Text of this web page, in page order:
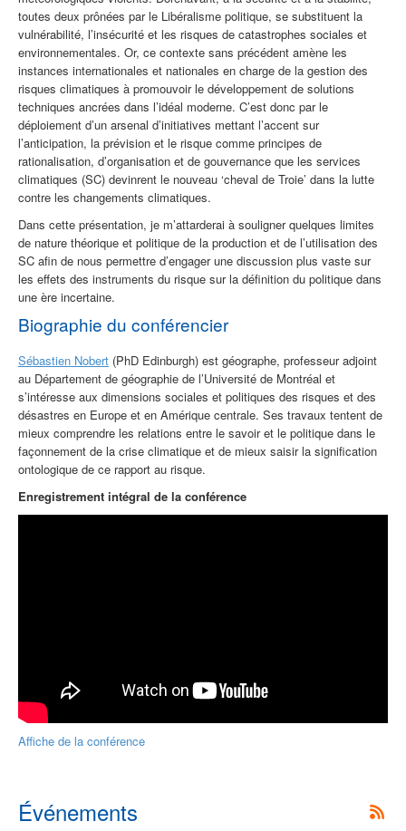
toutes deux prônées par le Libéralisme politique, se substituent la
vulnérabilité, l’insécurité et les risques de catastrophes sociales et
environnementales. Or, ce contexte sans précédent amène les
instances internationales et nationales en charge de la gestion des
risques climatiques à promouvoir le développement de solutions
techniques ancrées dans l’idéal moderne. C’est donc par le
déploiement d’un arsenal d’initiatives mettant l’accent sur
l’anticipation, la prévision et le risque comme principes de
rationalisation, d’organisation et de gouvernance que les services
climatiques (SC) devinrent le nouveau ‘cheval de Troie’ dans la lutte
contre les changements climatiques.
Dans cette présentation, je m’attarderai à souligner quelques limites
de nature théorique et politique de la production et de l’utilisation des
SC afin de nous permettre d’engager une discussion plus vaste sur
les effets des instruments du risque sur la définition du politique dans
une ère incertaine.
Biographie du conférencier
Sébastien Nobert (PhD Edinburgh) est géographe, professeur adjoint
au Département de géographie de l’Université de Montréal et
s’intéresse aux dimensions sociales et politiques des risques et des
désastres en Europe et en Amérique centrale. Ses travaux tentent de
mieux comprendre les relations entre le savoir et le politique dans le
façonnement de la crise climatique et de mieux saisir la signification
ontologique de ce rapport au risque.
Enregistrement intégral de la conférence
Affiche de la conférence
Événements